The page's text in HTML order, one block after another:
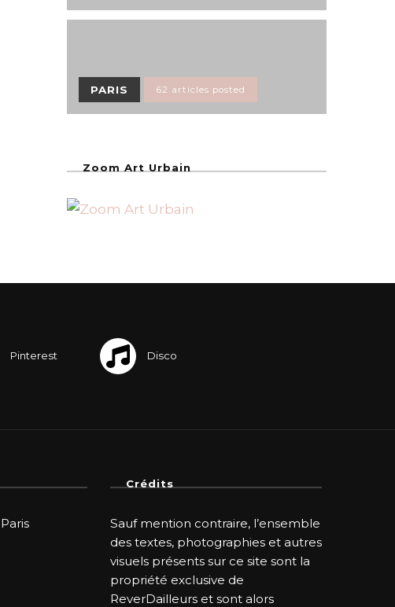
PARIS 62 articles posted
Zoom Art Urbain
Crédits
Sauf mention contraire, l’ensemble
des textes, photographies et autres
visuels présents sur ce site sont la
propriété exclusive de
ReverDailleurs et sont alors